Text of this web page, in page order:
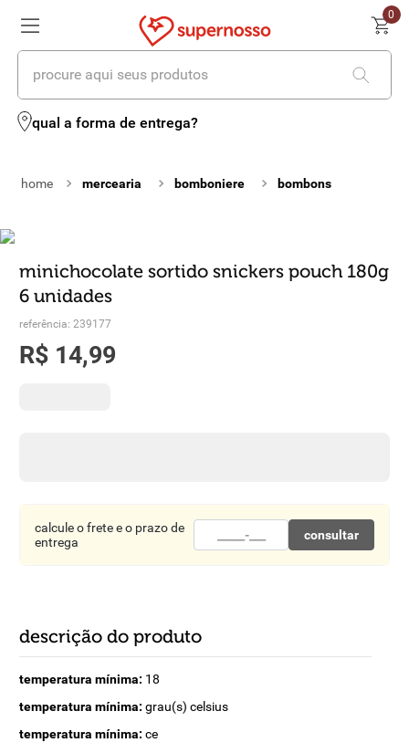
0
procure aqui seus produtos
qual a forma de entrega?
mercearia bomboniere bombons
minichocolate sortido snickers pouch 180g
6 unidades
referência: 239177
R$ 14,99
calcule o frete e o prazo de
entrega
consultar
descrição do produto
temperatura mínima: 18
temperatura mínima: grau(s) celsius
temperatura mínima: ce
termos mais buscados
2º leite
4 º iogurte
5º queijo
6 biscoito